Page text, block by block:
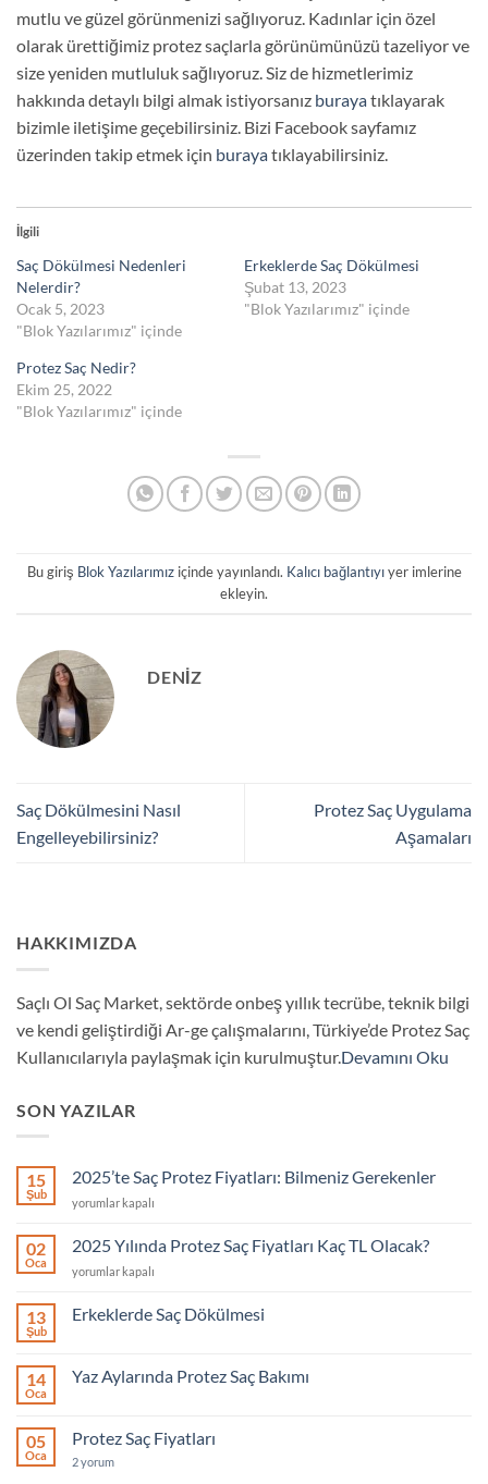
mutlu ve güzel görünmenizi sağlıyoruz. Kadınlar için özel
olarak ürettiğimiz protez saçlarla görünümünüzü tazeliyor ve
size yeniden mutluluk sağlıyoruz. Siz de hizmetlerimiz
hakkında detaylı bilgi almak istiyorsanız burayatıklayarak
bizimle iletişime geçebilirsiniz. Bizi Facebook sayfamız
üzerinden takip etmek için burayatıklayabilirsiniz.
İlgili
Saç Dökülmesi Nedenleri
Nelerdir?
Ocak 5, 2023
"Blok Yazılarımız" içinde
Erkeklerde Saç Dökülmesi
Şubat 13, 2023
"Blok Yazılarımız" içinde
Protez Saç Nedir?
Ekim 25, 2022
"Blok Yazılarımız" içinde
Bu giriş Blok Yazılarımıziçinde yayınlandı. Kalıcı bağlantıyıyer imlerine
ekleyin.
DENIZ
Saç Dökülmesini Nasıl
Engelleyebilirsiniz?
Protez Saç Uygulama
Aşamaları
HAKKIMIZDA
Saçlı Ol Saç Market, sektörde onbeş yıllık tecrübe, teknik bilgi
ve kendi geliştirdiği Ar-ge çalışmalarını, Türkiye’de Protez Saç
Kullanıcılarıyla paylaşmak için kurulmuştur.Devamını Oku
SON YAZILAR
15
Şub
2025’te Saç Protez Fiyatları: Bilmeniz Gerekenler
2025’te
Protez
Fiyatları:
Bilmeniz
için
yorumlar kapalı
02
Oca
2025 Yılında Protez Saç Fiyatları Kaç TL Olacak?
2025
Protez
Saç
TL
yorumlar kapalı
13
Şub
Erkeklerde Saç Dökülmesi
Saç
14
Oca
Yaz Aylarında Protez Saç Bakımı
Aylarında
Saç
05
Oca
Protez Saç Fiyatları
Protez
2 yorum